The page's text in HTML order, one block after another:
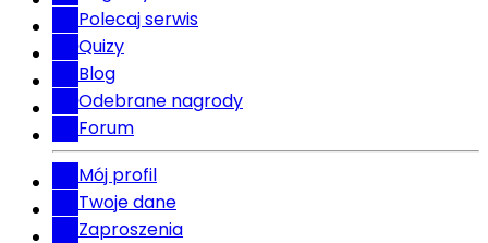
Polecaj serwis
Quizy
Blog
Odebrane nagrody
Forum
Mój profil
Twoje dane
Zaproszenia